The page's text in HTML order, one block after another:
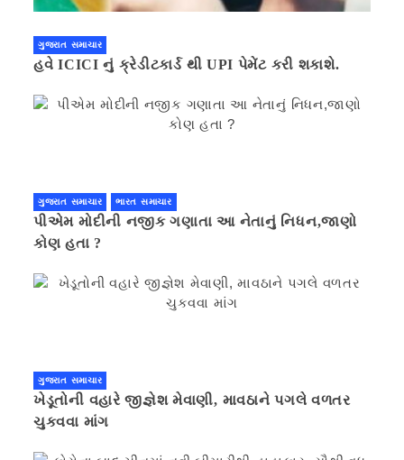
ગુજરાત સમાચાર
હવે ICICI નું ક્રેડીટકાર્ડ થી UPI પેમેંટ કરી શકાશે.
ગુજરાત સમાચાર ભારત સમાચાર
પીએમ મોદીની નજીક ગણાતા આ નેતાનું નિધન,જાણો
કોણ હતા ?
ગુજરાત સમાચાર
ખેડૂતોની વહારે જીજ્ઞેશ મેવાણી, માવઠાને પગલે વળતર
ચુકવવા માંગ